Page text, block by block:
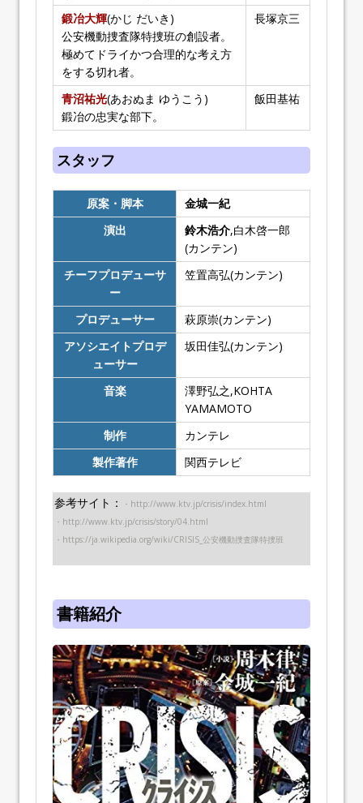
鍛冶大輝(かじ だいき)
公安機動捜査隊特捜班の創設者。
極めてドライかつ合理的な考え方
をする切れ者。
長塚京三
青沼祐光(あおぬま ゆうこう)
鍛冶の忠実な部下。
飯田基祐
スタッフ
原案・脚本
金城一紀
演出
鈴木浩介,白木啓一郎
(カンテン)
チーフプロデューサ
ー
笠置高弘(カンテン)
プロデューサー
萩原崇(カンテン)
アソシエイトプロデ
ューサー
坂田佳弘(カンテン)
音楽
澤野弘之,KOHTA
YAMAMOTO
制作
カンテレ
製作著作
関西テレビ
参考サイト：
・http://www.ktv.jp/crisis/index.html
・http://www.ktv.jp/crisis/story/04.html
・https://ja.wikipedia.org/wiki/CRISIS_公安機動捜査隊特捜班
書籍紹介